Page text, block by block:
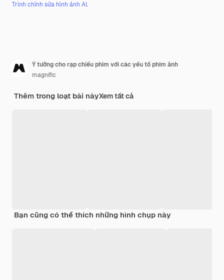
Trình chỉnh sửa hình ảnh AI.
Ý tưởng cho rạp chiếu phim với các yếu tố phim ảnh
magnific
Thêm trong loạt bài nàyXem tất cả
Bạn cũng có thể thích những hình chụp này